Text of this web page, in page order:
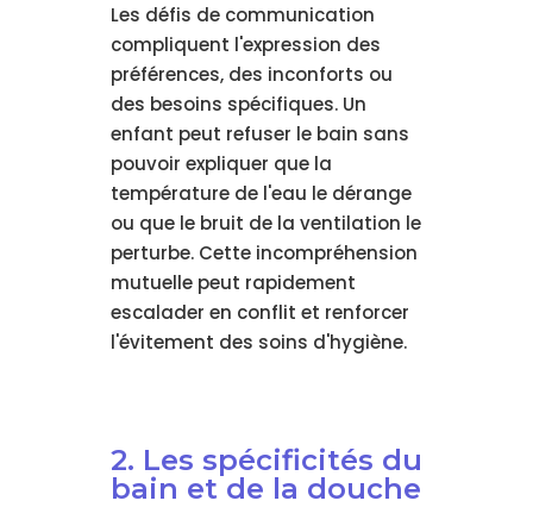
Les défis de communication
compliquent l'expression des
préférences, des inconforts ou
des besoins spécifiques. Un
enfant peut refuser le bain sans
pouvoir expliquer que la
température de l'eau le dérange
ou que le bruit de la ventilation le
perturbe. Cette incompréhension
mutuelle peut rapidement
escalader en conflit et renforcer
l'évitement des soins d'hygiène.
2. Les spécificités du
bain et de la douche